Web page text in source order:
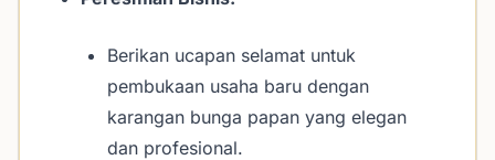
Berikan ucapan selamat untuk
pembukaan usaha baru dengan
karangan bunga papan yang elegan
dan profesional.